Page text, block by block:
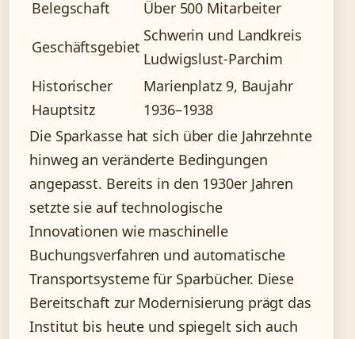
Belegschaft Über 500 Mitarbeiter
Geschäftsgebiet
Schwerin und Landkreis
Ludwigslust-Parchim
Historischer
Hauptsitz
Marienplatz 9, Baujahr
1936–1938
Die Sparkasse hat sich über die Jahrzehnte
hinweg an veränderte Bedingungen
angepasst. Bereits in den 1930er Jahren
setzte sie auf technologische
Innovationen wie maschinelle
Buchungsverfahren und automatische
Transportsysteme für Sparbücher. Diese
Bereitschaft zur Modernisierung prägt das
Institut bis heute und spiegelt sich auch